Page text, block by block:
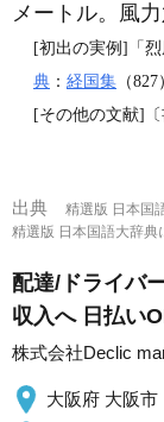
メートル。風
[初出の実例]「
典 ： 経国集 （
[その他の文献]〔
出典
精選版 日本国
精選版 日本国語大辞
配達/ドライバ
収入へ 日払い
株式会社Declic
大阪府 大阪市